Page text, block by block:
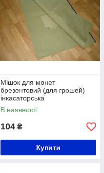
Мішок для монет
брезентовий (для грошей)
інкасаторська
В наявності
104 ₴
Купити